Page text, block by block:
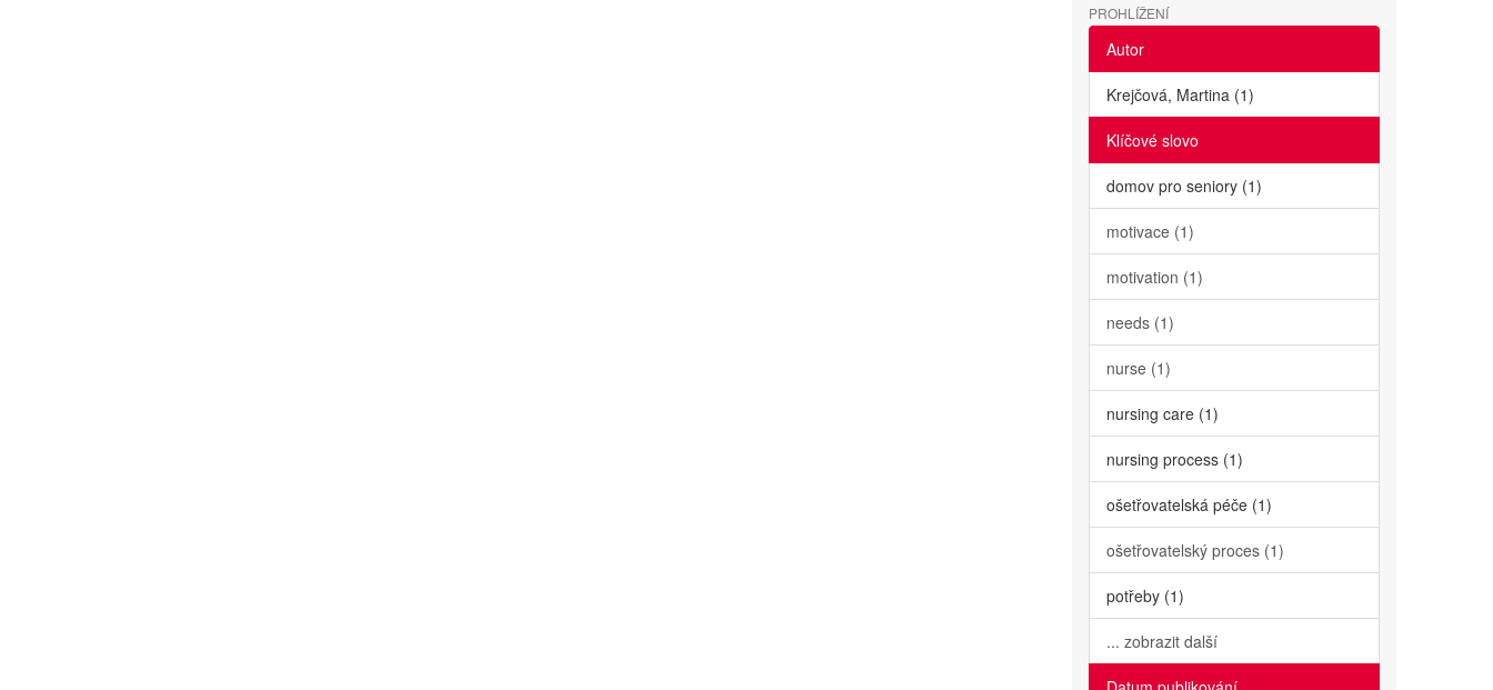
PROHLÍŽENÍ
Autor
Krejčová, Martina (1)
Klíčové slovo
domov pro seniory (1)
motivace (1)
motivation (1)
needs (1)
nurse (1)
nursing care (1)
nursing process (1)
ošetřovatelská péče (1)
ošetřovatelský proces (1)
potřeby (1)
... zobrazit další